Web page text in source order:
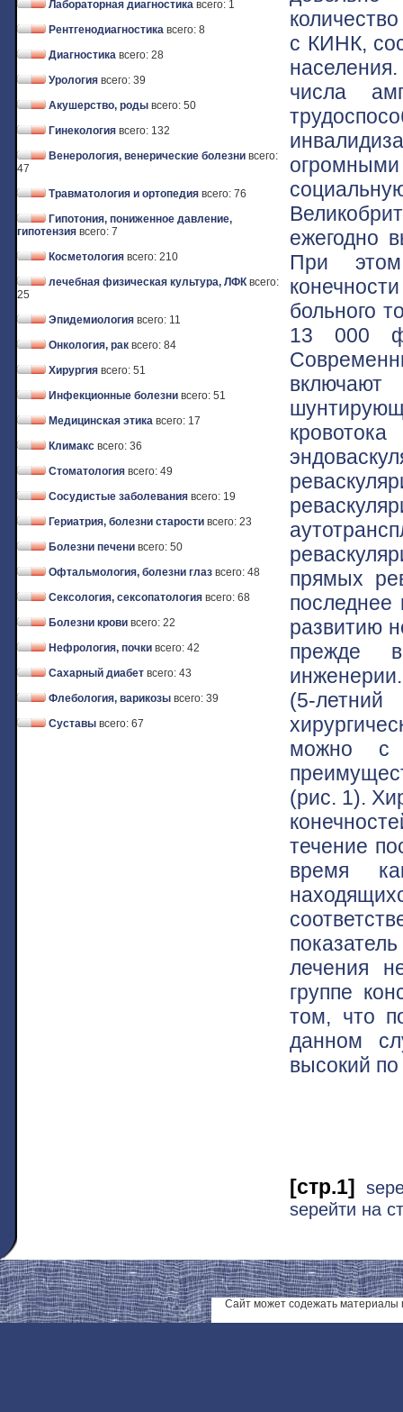
Лабораторная диагностика всего: 1
Рентгенодиагностика всего: 8
Диагностика всего: 28
Урология всего: 39
Акушерство, роды всего: 50
Гинекология всего: 132
Венерология, венерические болезни всего:
47
Травматология и ортопедия всего: 76
Гипотония, пониженное давление,
гипотензия всего: 7
Косметология всего: 210
лечебная физическая культура, ЛФК всего:
25
Эпидемиология всего: 11
Онкология, рак всего: 84
Хирургия всего: 51
Инфекционные болезни всего: 51
Медицинская этика всего: 17
Климакс всего: 36
Стоматология всего: 49
Сосудистые заболевания всего: 19
Гериатрия, болезни старости всего: 23
Болезни печени всего: 50
Офтальмология, болезни глаз всего: 48
Сексология, сексопатология всего: 68
Болезни крови всего: 22
Нефрология, почки всего: 42
Сахарный диабет всего: 43
Флебология, варикозы всего: 39
Суставы всего: 67
с КИНК,
числа
ежегодно
При
больного
13 000
прямых
последнее
развитию
прежде
(5-
можно с
(рис. 1).
течение
время
лечения
группе
том, что
данном
высокий по
[стр.1]
ѕерейти на
Сайт может содежать материалы